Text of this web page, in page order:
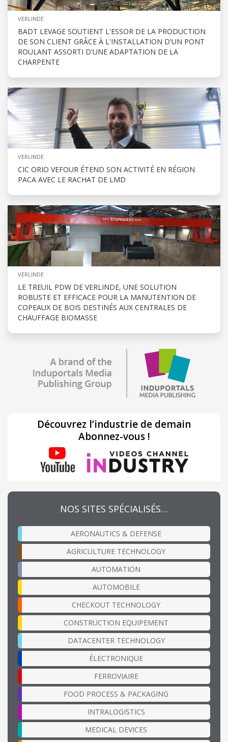
VERLINDE
BADT LEVAGE SOUTIENT L'ESSOR DE LA PRODUCTION
DE SON CLIENT GRÂCE À L'INSTALLATION D'UN PONT
ROULANT ASSORTI D'UNE ADAPTATION DE LA
CHARPENTE
VERLINDE
CIC ORIO VEFOUR ÉTEND SON ACTIVITÉ EN RÉGION
PACA AVEC LE RACHAT DE LMD
VERLINDE
LE TREUIL PDW DE VERLINDE, UNE SOLUTION
ROBUSTE ET EFFICACE POUR LA MANUTENTION DE
COPEAUX DE BOIS DESTINÉS AUX CENTRALES DE
CHAUFFAGE BIOMASSE
Découvrez l’industrie de demain
Abonnez-vous !
NOS SITES SPÉCIALISÉS…
AERONAUTICS & DEFENSE
AGRICULTURE TECHNOLOGY
AUTOMATION
AUTOMOBILE
CHECKOUT TECHNOLOGY
CONSTRUCTION EQUIPEMENT
DATACENTER TECHNOLOGY
ÉLECTRONIQUE
FERROVIAIRE
FOOD PROCESS & PACKAGING
INTRALOGISTICS
MEDICAL DEVICES